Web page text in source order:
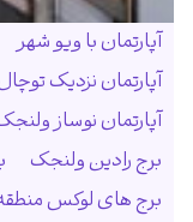
آپارتمان با ویو شهر
آپارتمان نزدیک
آپارتمان نوساز
برج رادین ولنجک
برج های لوکس